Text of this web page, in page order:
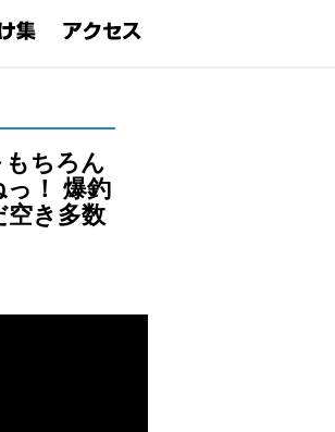
ちろん
！ 爆釣
空き多数